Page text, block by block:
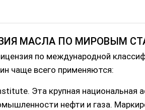
МАСЛА ПО МИРОВЫМ
по международной
чаще всего применяются:
Эта крупная национальная
нефти и газа.